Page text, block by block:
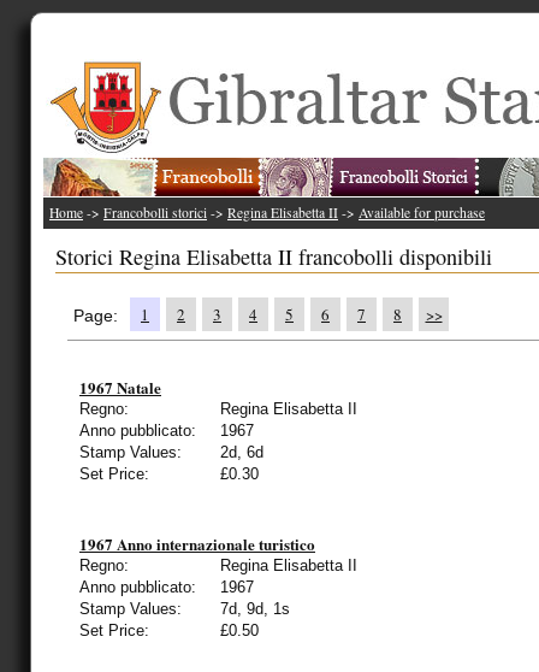
Home -> Francobolli storici -> Regina Elisabetta II -> Available for purchase
Storici Regina Elisabetta II francobolli disponibili
Page: 1 2 3 4 5 6 7 8 >>
1967 Natale
Regno:
Regina Elisabetta II
Anno pubblicato:
1967
Stamp Values:
2d, 6d
Set Price:
£0.30
1967 Anno internazionale turistico
Regno:
Regina Elisabetta II
Anno pubblicato:
1967
Stamp Values:
7d, 9d, 1s
Set Price:
£0.50